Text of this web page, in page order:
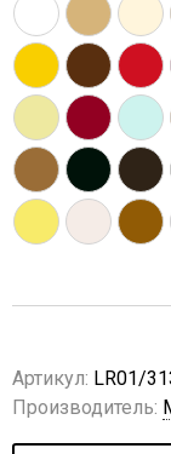
Артикул: LR01/
Производитель: